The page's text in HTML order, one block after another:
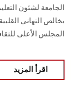
الجامعة لشئون
بخالص التهاني
المجلس الأعلى
اقرأ المزيد